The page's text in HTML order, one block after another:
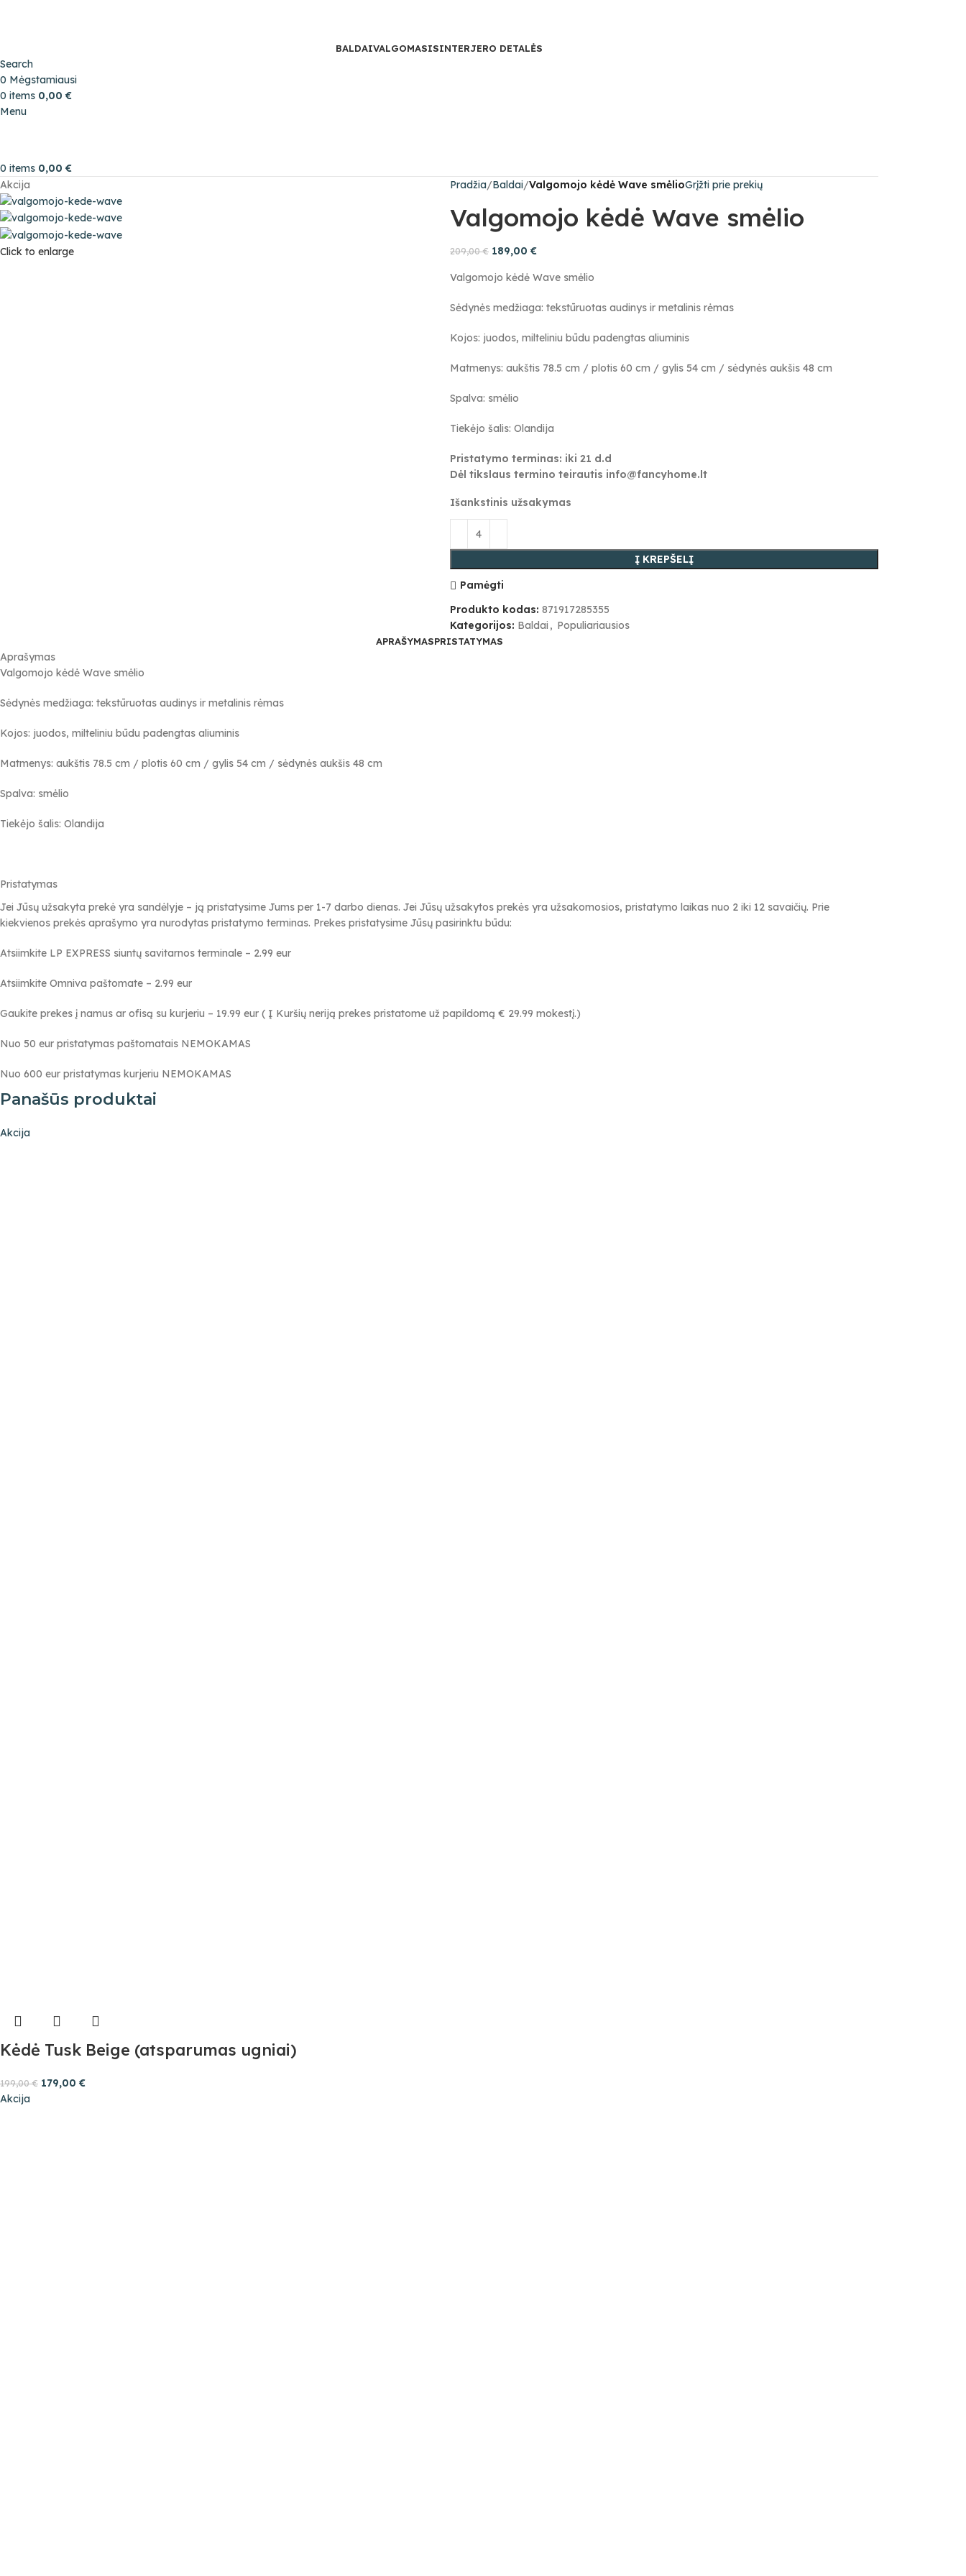
BALDAIVALGOMASISINTERJERO DETALĖS
Search
0 Mėgstamiausi
0 items 0,00 €
Menu
0 items 0,00 €
Akcija
Click to enlarge
Pradžia Baldai Valgomojo kėdė Wave smėlioGrįžti prie prekių
Valgomojo kėdė Wave smėlio
209,00€ 189,00 €
Valgomojo kėdė Wave smėlio
Sėdynės medžiaga: tekstūruotas audinys ir metalinis rėmas
Kojos: juodos, milteliniu būdu padengtas aliuminis
Matmenys: aukštis 78.5 cm / plotis 60 cm / gylis 54 cm / sėdynės aukšis 48 cm
Spalva: smėlio
Tiekėjo šalis: Olandija
Pristatymo terminas: iki 21 d.d
Dėl tikslaus termino teirautis info@fancyhome.lt
Išankstinis užsakymas
Į KREPŠELĮ
Pamėgti
Produkto kodas: 871917285355
Kategorijos: Baldai , Populiariausios
APRAŠYMASPRISTATYMAS
Aprašymas
Valgomojo kėdė Wave smėlio
Sėdynės medžiaga: tekstūruotas audinys ir metalinis rėmas
Kojos: juodos, milteliniu būdu padengtas aliuminis
Matmenys: aukštis 78.5 cm / plotis 60 cm / gylis 54 cm / sėdynės aukšis 48 cm
Spalva: smėlio
Tiekėjo šalis: Olandija
Pristatymas
Jei Jūsų užsakyta prekė yra sandėlyje – ją pristatysime Jums per 1-7 darbo dienas. Jei Jūsų užsakytos prekės yra užsakomosios, pristatymo laikas nuo 2 iki 12 savaičių. Prie
kiekvienos prekės aprašymo yra nurodytas pristatymo terminas. Prekes pristatysime Jūsų pasirinktu būdu:
Atsiimkite LP EXPRESS siuntų savitarnos terminale – 2.99 eur
Atsiimkite Omniva paštomate – 2.99 eur
Gaukite prekes į namus ar ofisą su kurjeriu – 19.99 eur ( Į Kuršių neriją prekes pristatome už papildomą € 29.99 mokestį.)
Nuo 50 eur pristatymas paštomatais NEMOKAMAS
Nuo 600 eur pristatymas kurjeriu NEMOKAMAS
Panašūs produktai
Akcija
Kėdė Tusk Beige (atsparumas ugniai)
199,00€ 179,00 €
Akcija